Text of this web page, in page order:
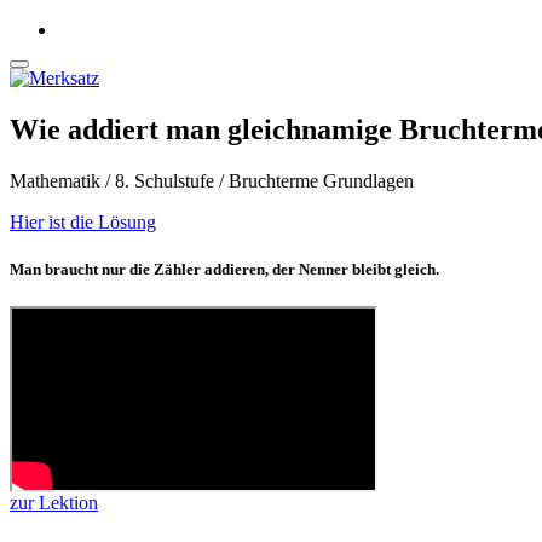
Wie addiert man gleichnamige
Mathematik / 8. Schulstufe / Bruchterme Grundlagen
Hier ist die Lösung
Man braucht nur die Zähler addieren, der Nenner bleibt gleich.
zur Lektion